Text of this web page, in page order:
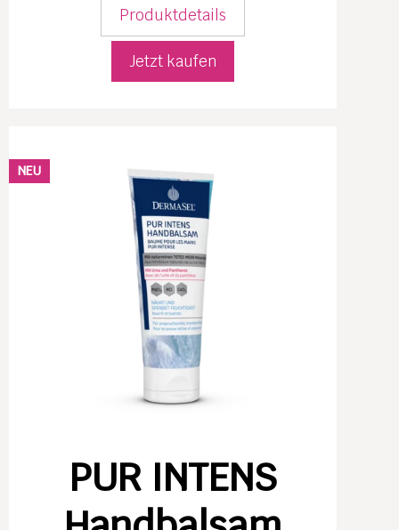
Produktdetails
Jetzt kaufen
NEU
PUR INTENS